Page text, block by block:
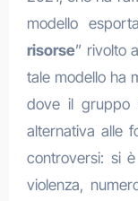
modello
risorse” rivolto
tale modello ha
dove il gruppo
alternativa alle
controversi: si
violenza,